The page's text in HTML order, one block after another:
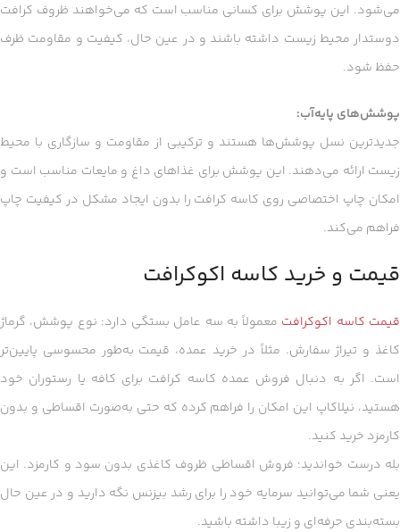
می‌شود. این پوشش برای کسانی مناسب است که می‌خواهند ظروف کرافت
دوستدار محیط زیست داشته باشند و در عین حال، کیفیت و مقاومت ظرف
حفظ شود.
پوشش‌های پایه‌آب:
جدیدترین نسل پوشش‌ها هستند و ترکیبی از مقاومت و سازگاری با محیط
زیست ارائه می‌دهند. این پوشش برای غذاهای داغ و مایعات مناسب است و
امکان چاپ اختصاصی روی کاسه کرافت را بدون ایجاد مشکل در کیفیت چاپ
فراهم می‌کند.
قیمت و خرید کاسه اکوکرافت
قیمت کاسه اکوکرافت معمولاً به سه عامل بستگی دارد: نوع پوشش، گرماژ
کاغذ و تیراژ سفارش. مثلاً در خرید عمده، قیمت به‌طور محسوسی پایین‌تر
است. اگر به دنبال فروش عمده کاسه کرافت برای کافه یا رستوران خود
هستید، نیلاکاپ این امکان را فراهم کرده که حتی به‌صورت اقساطی و بدون
کارمزد خرید کنید.
بله درست خواندید؛ فروش اقساطی ظروف کاغذی بدون سود و کارمزد. این
یعنی شما می‌توانید سرمایه خود را برای رشد بیزنس نگه دارید و در عین حال
بسته‌بندی حرفه‌ای و زیبا داشته باشید.